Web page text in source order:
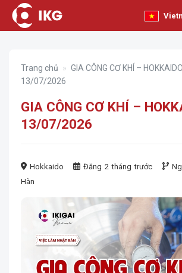
qua
Trang chủ » GIA CÔNG CƠ KHÍ –
13/07/2026
GIA CÔNG CƠ KHÍ –
13/07/2026
Hokkaido Đăng 2 tháng trước
Hàn